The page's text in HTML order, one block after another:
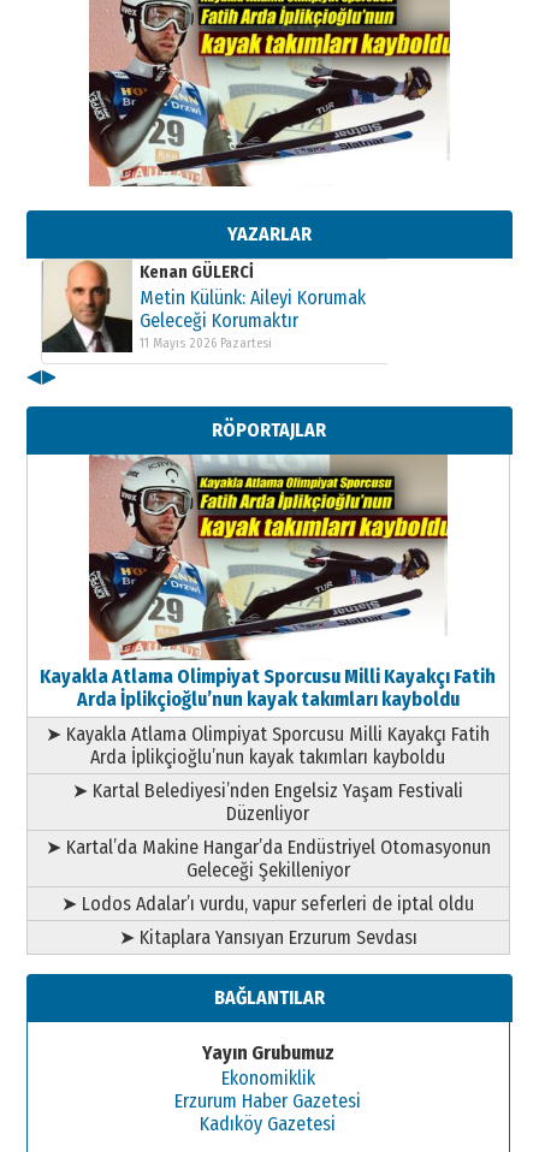
YAZARLAR
Kenan GÜLERCİ
Metin Külünk: Aileyi Korumak
Geleceği Korumaktır
11 Mayıs 2026 Pazartesi
Kenan GÜLERCİ
Metin Külünk: Aileyi Korumak
Geleceği Korumaktır
11 Mayıs 2026 Pazartesi
Metin Külünk: Aileyi Korumak
Geleceği Korumaktır
11 Mayıs 2026 Pazartesi
◀▶
RÖPORTAJLAR
Kayakla Atlama Olimpiyat Sporcusu Milli Kayakçı Fatih
Arda İplikçioğlu’nun kayak takımları kayboldu
➤ Kayakla Atlama Olimpiyat Sporcusu Milli Kayakçı Fatih
Arda İplikçioğlu’nun kayak takımları kayboldu
➤ Kartal Belediyesi’nden Engelsiz Yaşam Festivali
Düzenliyor
➤ Kartal’da Makine Hangar’da Endüstriyel Otomasyonun
Geleceği Şekilleniyor
➤ Lodos Adalar’ı vurdu, vapur seferleri de iptal oldu
➤ Kitaplara Yansıyan Erzurum Sevdası
BAĞLANTILAR
Yayın Grubumuz
Ekonomiklik
Erzurum Haber Gazetesi
Kadıköy Gazetesi